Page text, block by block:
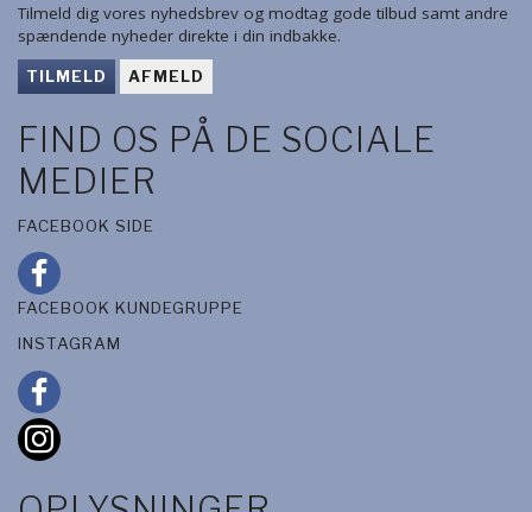
Tilmeld dig vores nyhedsbrev og modtag gode tilbud samt andre
spændende nyheder direkte i din indbakke.
TILMELD AFMELD
FIND OS PÅ DE SOCIALE
MEDIER
FACEBOOK SIDE
FACEBOOK KUNDEGRUPPE
INSTAGRAM